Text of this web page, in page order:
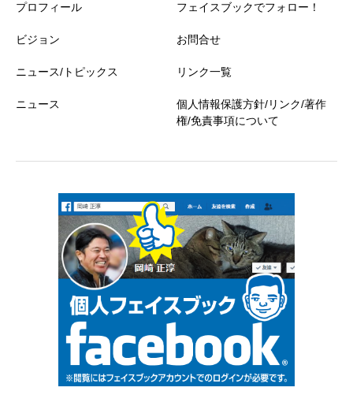
プロフィール
ビジョン
ニュース/トピックス
ニュース
フェイスブックでフォロー！
お問合せ
リンク一覧
個人情報保護方針/リンク/著作
権/免責事項について